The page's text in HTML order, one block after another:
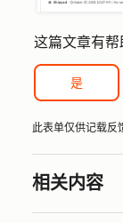
这篇文章有帮
是
此表单仅供记载反
相关内容